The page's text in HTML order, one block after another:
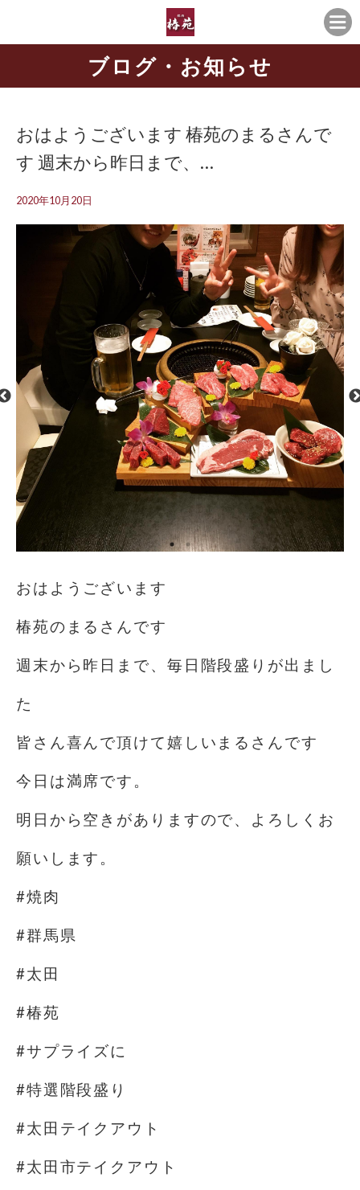
ブログ・お知らせ
おはようございます️ 椿苑のまるさんで
す 週末から昨日まで、…
2020年10月20日
おはようございます️
椿苑のまるさんです
週末から昨日まで、毎日階段盛りが出まし
た
皆さん喜んで頂けて嬉しいまるさんです
今日は満席です。
明日から空きがありますので、よろしくお
願いします。
#焼肉
#群馬県
#太田
#椿苑
#サプライズに
#特選階段盛り
#太田テイクアウト
#太田市テイクアウト